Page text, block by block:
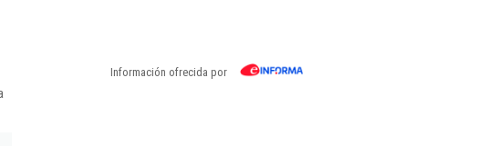
Información ofrecida por